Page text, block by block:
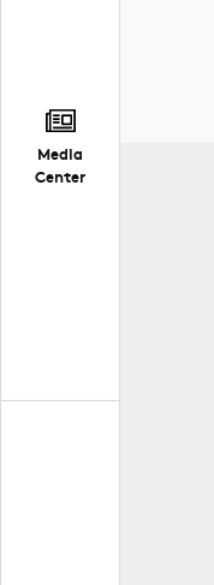
Media
Center